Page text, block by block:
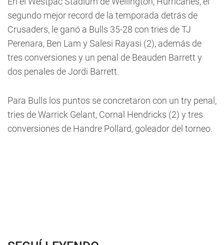
segundo mejor record de la temporada detrás de
Crusaders, le ganó a Bulls 35-28 con tries de TJ
Perenara, Ben Lam y Salesi Rayasi (2), además de
tres conversiones y un penal de Beauden Barrett y
dos penales de Jordi Barrett.
Para Bulls los puntos se concretaron con un try penal,
tries de Warrick Gelant, Cornal Hendricks (2) y tres
conversiones de Handre Pollard, goleador del torneo.